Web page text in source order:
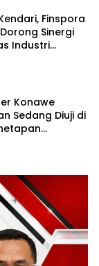
Finspora
Sinergi
Industri
Konawe
Sedang Diuji di
Prematur